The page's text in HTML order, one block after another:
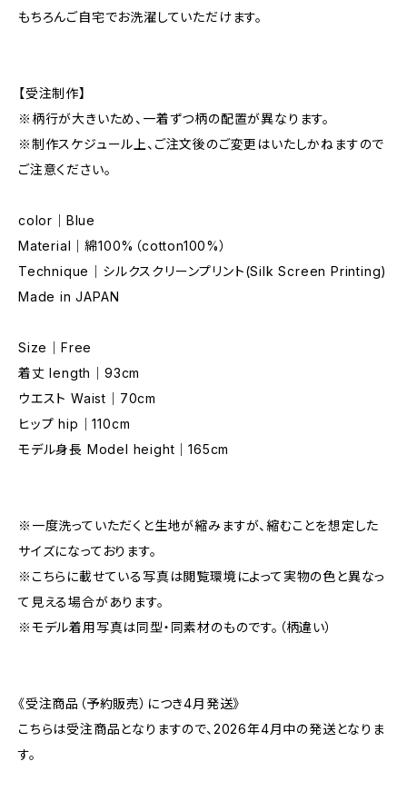
もちろんご自宅でお洗濯していただけます。
【受注制作】
※柄行が大きいため、一着ずつ柄の配置が異なります。
※制作スケジュール上、ご注文後のご変更はいたしかねますので
ご注意ください。
color｜Blue
Material｜綿100%（cotton100%）
Technique｜シルクスクリーンプリント(Silk Screen Printing)
Made in JAPAN
Size｜Free
着丈 length｜93cm
ウエスト Waist｜70cm
ヒップ hip｜110cm
モデル身長 Model height｜165cm
※一度洗っていただくと生地が縮みますが、縮むことを想定した
サイズになっております。
※こちらに載せている写真は閲覧環境によって実物の色と異なっ
て見える場合があります。
※モデル着用写真は同型・同素材のものです。（柄違い）
《受注商品（予約販売）につき4月発送》
こちらは受注商品となりますので、2026年4月中の発送となりま
す。